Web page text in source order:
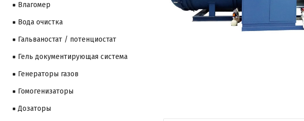
Влагомер
Вода очистка
Гальваностат / потенциостат
Гель документирующая система
Генераторы газов
Гомогенизаторы
Дозаторы